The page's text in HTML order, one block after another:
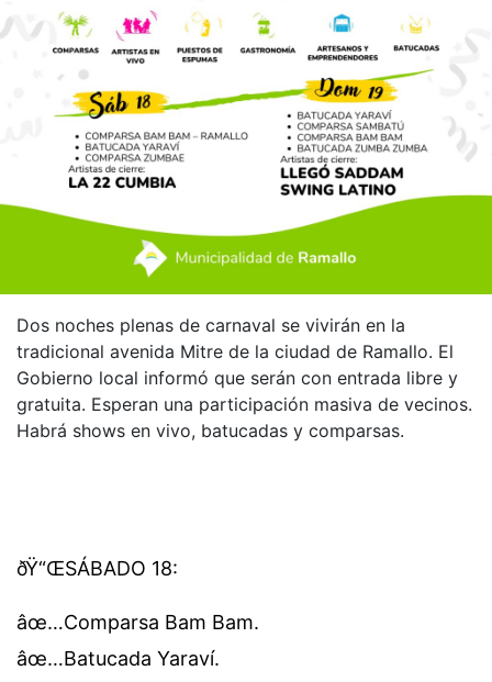
Dos noches plenas de carnaval se vivirán en la
tradicional avenida Mitre de la ciudad de Ramallo. El
Gobierno local informó que serán con entrada libre y
gratuita. Esperan una participación masiva de vecinos.
Habrá shows en vivo, batucadas y comparsas.
ðŸ“ŒSÁBADO 18:
âœ…Comparsa Bam Bam.
âœ…Batucada Yaraví.